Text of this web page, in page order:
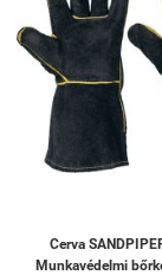
Cerva
Munkavédelmi